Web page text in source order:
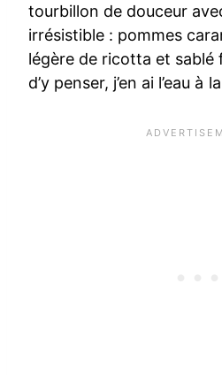
tourbillon de douceur
irrésistible : pommes
légère de ricotta et
d’y penser, j’en ai l’eau à